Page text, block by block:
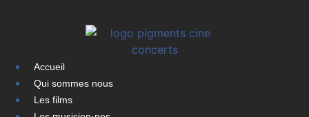
Accueil
Qui sommes nous
Les films